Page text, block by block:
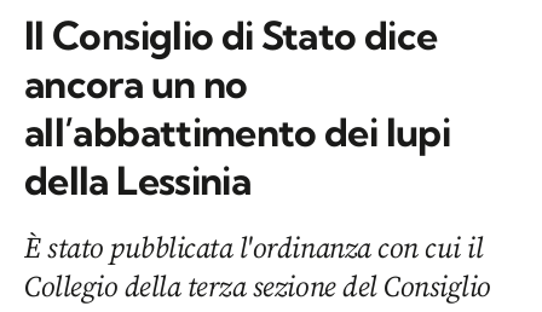
Il Consiglio di Stato dice
ancora un no
all’abbattimento dei lupi
della Lessinia
È stato pubblicata l'ordinanza con cui il
Collegio della terza sezione del Consiglio